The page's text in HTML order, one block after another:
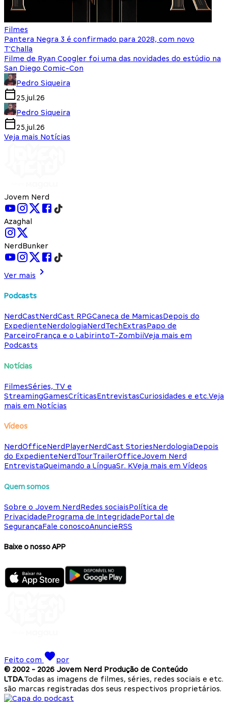
Filmes
Pantera Negra 3 é confirmado para 2028, com novo
T'Challa
Filme de Ryan Coogler foi uma das novidades do estúdio na
San Diego Comic-Con
Pedro Siqueira
25.jul.26
Pedro Siqueira
25.jul.26
Veja mais Notícias
Jovem Nerd
Azaghal
NerdBunker
Ver mais
Podcasts
NerdCastNerdCast RPGCaneca de MamicasDepois do
ExpedienteNerdologiaNerdTechExtrasPapo de
ParceiroFrança e o LabirintoT-ZombiiVeja mais em
Podcasts
Notícias
FilmesSéries, TV e
StreamingGamesCríticasEntrevistasCuriosidades e etc.Veja
mais em Notícias
Vídeos
NerdOfficeNerdPlayerNerdCast StoriesNerdologiaDepois
do ExpedienteNerdTourTrailerOfficeJovem Nerd
EntrevistaQueimando a LínguaSr. KVeja mais em Vídeos
Quem somos
Sobre o Jovem NerdRedes sociaisPolítica de
PrivacidadePrograma de IntegridadePortal de
SegurançaFale conoscoAnuncieRSS
Baixe o nosso APP
Feito com
por
© 2002 - 2026 Jovem Nerd Produção de Conteúdo
LTDA.Todas as imagens de filmes, séries, redes sociais e etc.
são marcas registradas dos seus respectivos proprietários.